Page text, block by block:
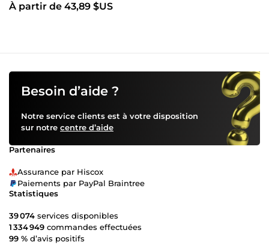
À partir de 43,89 $US
Besoin d’aide ?
Notre service clients est à votre disposition
sur notre centre d’aide
Partenaires
Assurance par Hiscox
Paiements par PayPal Braintree
Statistiques
39 074 services disponibles
1 334 949 commandes effectuées
99 % d’avis positifs